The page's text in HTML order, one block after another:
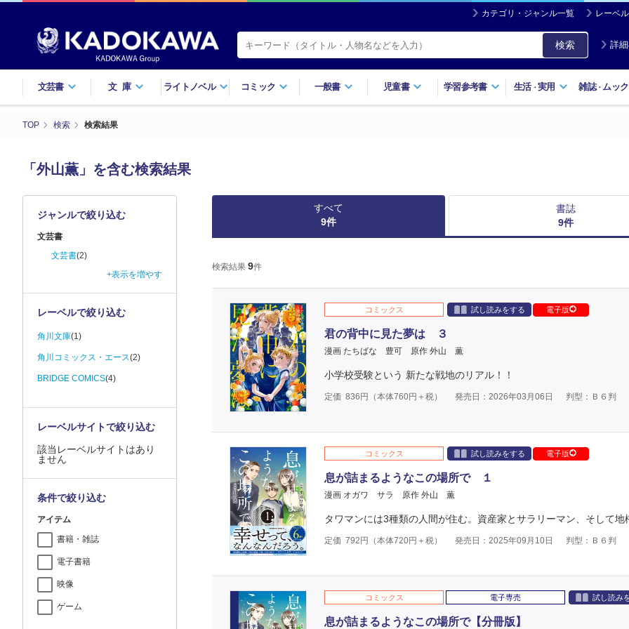
カテゴリ・ジャンル一覧 レーベ
検索 詳
文芸書 文庫 ライトノベル コミック 一般書 児童書 学習参考書 生活・実用 雑誌・ ムック
TOP 検索 検索結果
「外山薫」を含む検索結果
すべて
9件
書誌
9件
検索結果 9件
コミックス 試し読みをする 電子版
君の背中に見た夢は ３
漫画 たちばな 豊可 原作 外山 薫
小学校受験という 新たな戦地のリアル！！
定価 836 円（本体760円＋税） 発売日：2026年03月06日 判型：Ｂ６判
コミックス 試し読みをする 電子版
息が詰まるようなこの場所で １
漫画 オガワ サラ 原作 外山 薫
タワマンには3種類の人間が住む。資産家とサラリーマン、そして地
定価 792 円（本体720円＋税） 発売日：2025年09月10日 判型：Ｂ６判
コミックス 電子専売 試し読み
息が詰まるようなこの場所で【分冊版】
ジャンルで絞り込む
文芸書
文芸書(2)
+表示を増やす
レーベルで絞り込む
角川文庫(1)
角川コミックス・エース(2)
BRIDGE COMICS(4)
レーベルサイトで絞り込む
該当レーベルサイトはあり
ません
条件で絞り込む
アイテム
書籍・雑誌
電子書籍
映像
ゲーム